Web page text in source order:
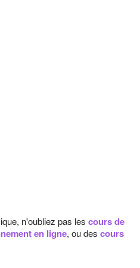
n'oubliez pas les cours de
en ligne, ou des cours